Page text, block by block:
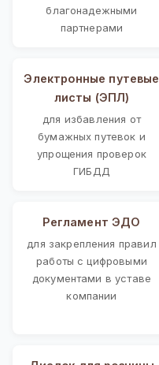
благонадежными
партнерами
Электронные путевые
листы (ЭПЛ)
для избавления от
бумажных путевок и
упрощения проверок
ГИБДД
Регламент ЭДО
для закрепления правил
работы с цифровыми
документами в уставе
компании